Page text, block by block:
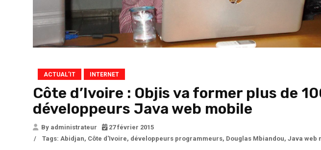
ACTUAL’IT INTERNET
Côte d’Ivoire : Objis va former plus de
développeurs Java web mobile
By administrateur
27 février 2015
/
Tags: Abidjan, Côte d'Ivoire, développeurs programmeurs, Douglas Mbiandou, Java web